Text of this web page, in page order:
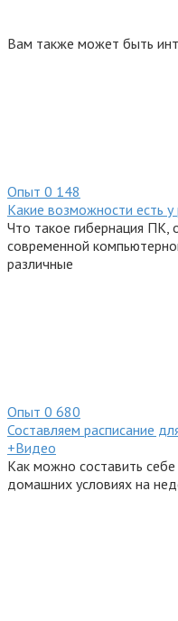
Вам также может быть
Опыт 0 148
Какие возможности есть
Что такое гибернация ПК,
современной
различные
Опыт 0 680
Составляем расписание
+Видео
Как можно составить
домашних условиях на